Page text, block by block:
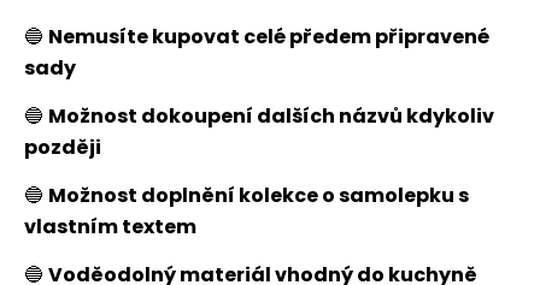
🔵 Nemusíte kupovat celé předem připravené
sady
🔵 Možnost dokoupení dalších názvů kdykoliv
později
🔵 Možnost doplnění kolekce o samolepku s
vlastním textem
🔵 Voděodolný materiál vhodný do kuchyně